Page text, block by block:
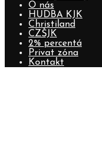
O nás
HUDBA KJK
Christiland
CZŠJK
2% percentá
Privat zóna
Kontakt